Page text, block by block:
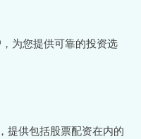
为您提供可靠的投资选
提供包括股票配资在内的